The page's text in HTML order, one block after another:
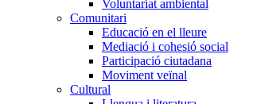
Voluntariat ambiental
Comunitari
Educació en el lleure
Mediació i cohesió social
Participació ciutadana
Moviment veïnal
Cultural